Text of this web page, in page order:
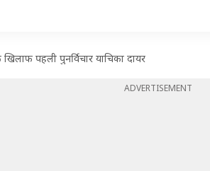
पहली पुनर्विचार याचिका दायर
ADVERTISEMENT